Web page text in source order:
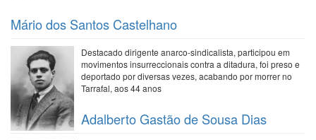
Mário dos Santos Castelhano
Destacado dirigente anarco-sindicalista, participou em
movimentos insurreccionais contra a ditadura, foi preso e
deportado por diversas vezes, acabando por morrer no
Tarrafal, aos 44 anos
Adalberto Gastão de Sousa Dias